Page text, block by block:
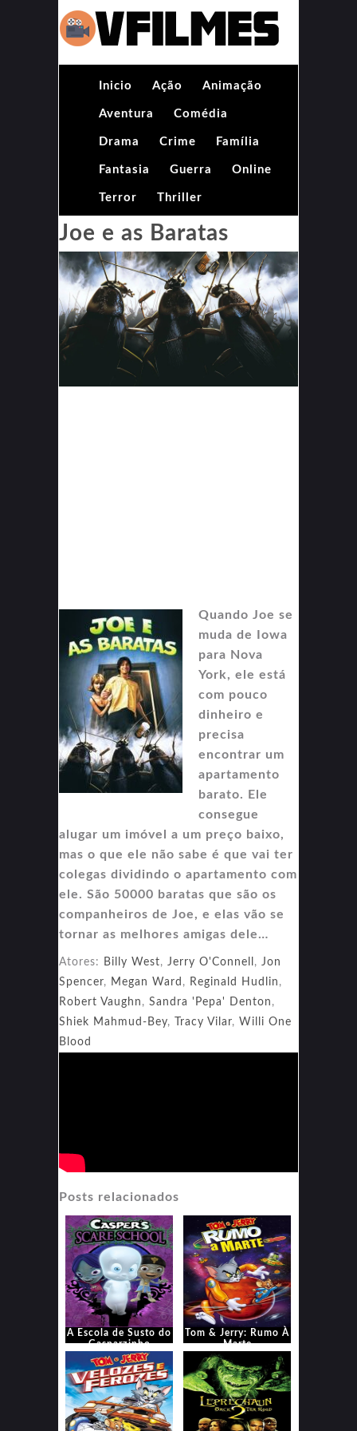
Inicio Ação Animação
Aventura Comédia
Drama Crime Família
Fantasia Guerra Online
Terror Thriller
Joe e as Baratas
Quando Joe se
muda de Iowa
para Nova
York, ele está
com pouco
dinheiro e
precisa
encontrar um
apartamento
barato. Ele
consegue
alugar um imóvel a um preço baixo,
mas o que ele não sabe é que vai ter
colegas dividindo o apartamento com
ele. São 50000 baratas que são os
companheiros de Joe, e elas vão se
tornar as melhores amigas dele…
Atores: Billy West, Jerry O'Connell , Jon
Spencer, Megan Ward , Reginald Hudlin ,
Robert Vaughn , Sandra 'Pepa' Denton ,
Shiek Mahmud-Bey, Tracy Vilar, Willi One
Blood
Posts relacionados
A Escola de Susto do
Gasparzinho
Tom & Jerry: Rumo À
Marte